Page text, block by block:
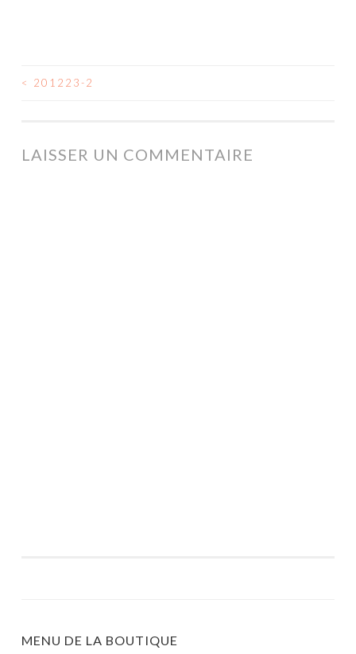
NAVIGATION
ARTICLES
< 201223-2
LAISSER UN COMMENTAIRE
MENU DE LA BOUTIQUE